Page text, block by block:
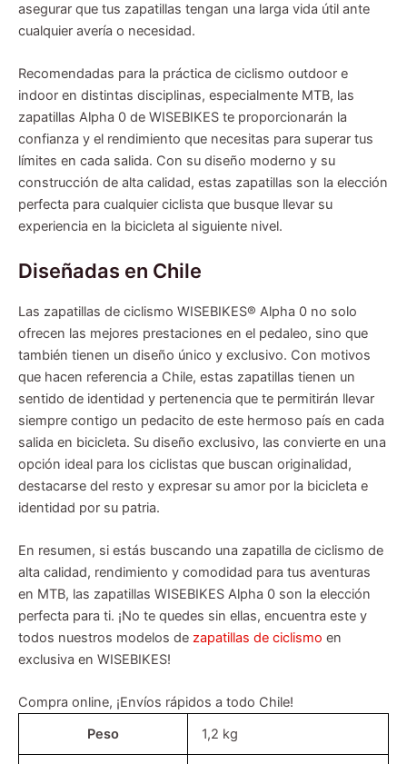
asegurar que tus zapatillas tengan una larga vida útil ante
cualquier avería o necesidad.
Recomendadas para la práctica de ciclismo outdoor e
indoor en distintas disciplinas, especialmente MTB, las
zapatillas Alpha 0 de WISEBIKES te proporcionarán la
confianza y el rendimiento que necesitas para superar tus
límites en cada salida. Con su diseño moderno y su
construcción de alta calidad, estas zapatillas son la elección
perfecta para cualquier ciclista que busque llevar su
experiencia en la bicicleta al siguiente nivel.
Diseñadas en Chile
Las zapatillas de ciclismo WISEBIKES® Alpha 0 no solo
ofrecen las mejores prestaciones en el pedaleo, sino que
también tienen un diseño único y exclusivo. Con motivos
que hacen referencia a Chile, estas zapatillas tienen un
sentido de identidad y pertenencia que te permitirán llevar
siempre contigo un pedacito de este hermoso país en cada
salida en bicicleta. Su diseño exclusivo, las convierte en una
opción ideal para los ciclistas que buscan originalidad,
destacarse del resto y expresar su amor por la bicicleta e
identidad por su patria.
En resumen, si estás buscando una zapatilla de ciclismo de
alta calidad, rendimiento y comodidad para tus aventuras
en MTB, las zapatillas WISEBIKES Alpha 0 son la elección
perfecta para ti. ¡No te quedes sin ellas, encuentra este y
todos nuestros modelos de zapatillas de ciclismo en
exclusiva en WISEBIKES!
Compra online, ¡Envíos rápidos a todo Chile!
Peso
1,2 kg